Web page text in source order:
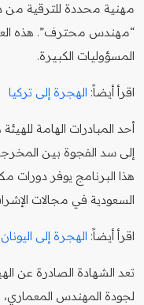
مهنية محددة للترقية
“مهندس محترف”. هذه
المسؤوليات الكبيرة.
اقرأ أيضاً: الهجرة إلى تركيا
أحد المبادرات الهامة
إلى سد الفجوة بين
هذا البرنامج يوفر دورات
السعودية في مجالات
اقرأ أيضاً: الهجرة إلى اليونان
تعد الشهادة الصادرة عن
لجودة المهندس